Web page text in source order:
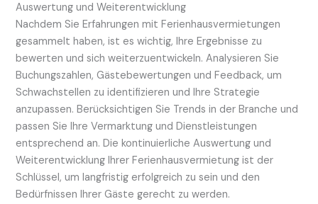
Auswertung und Weiterentwicklung
Nachdem Sie Erfahrungen mit Ferienhausvermietungen
gesammelt haben, ist es wichtig, Ihre Ergebnisse zu
bewerten und sich weiterzuentwickeln. Analysieren Sie
Buchungszahlen, Gästebewertungen und Feedback, um
Schwachstellen zu identifizieren und Ihre Strategie
anzupassen. Berücksichtigen Sie Trends in der Branche und
passen Sie Ihre Vermarktung und Dienstleistungen
entsprechend an. Die kontinuierliche Auswertung und
Weiterentwicklung Ihrer Ferienhausvermietung ist der
Schlüssel, um langfristig erfolgreich zu sein und den
Bedürfnissen Ihrer Gäste gerecht zu werden.